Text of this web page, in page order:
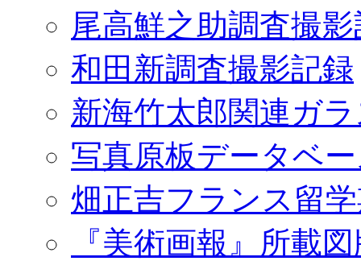
尾高鮮之助調査撮
和田新調査撮影記録
新海竹太郎関連ガ
写真原板データベ
畑正吉フランス留
『美術画報』所載